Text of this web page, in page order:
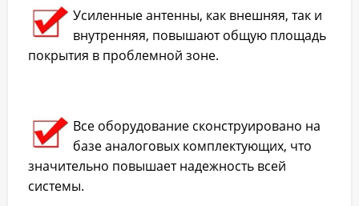
Усиленные антенны, как внешняя, так и
внутренняя, повышают общую площадь
покрытия в проблемной зоне.
Все оборудование сконструировано на
базе аналоговых комплектующих, что
значительно повышает надежность всей
системы.